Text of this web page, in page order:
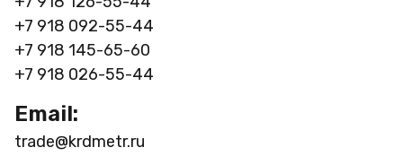
+7 918 092-55-44
+7 918 145-65-60
+7 918 026-55-44
Email:
trade@krdmetr.ru